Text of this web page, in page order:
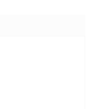
z 5 hvězdiček.